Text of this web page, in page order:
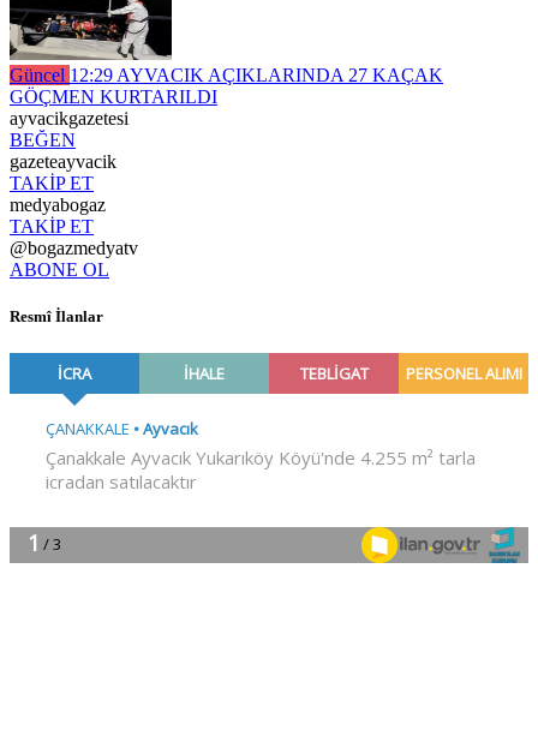
Güncel 12:29 AYVACIK AÇIKLARINDA 27 KAÇAK
GÖÇMEN KURTARILDI
ayvacikgazetesi
BEĞEN
gazeteayvacik
TAKİP ET
medyabogaz
TAKİP ET
@bogazmedyatv
ABONE OL
Resmî İlanlar